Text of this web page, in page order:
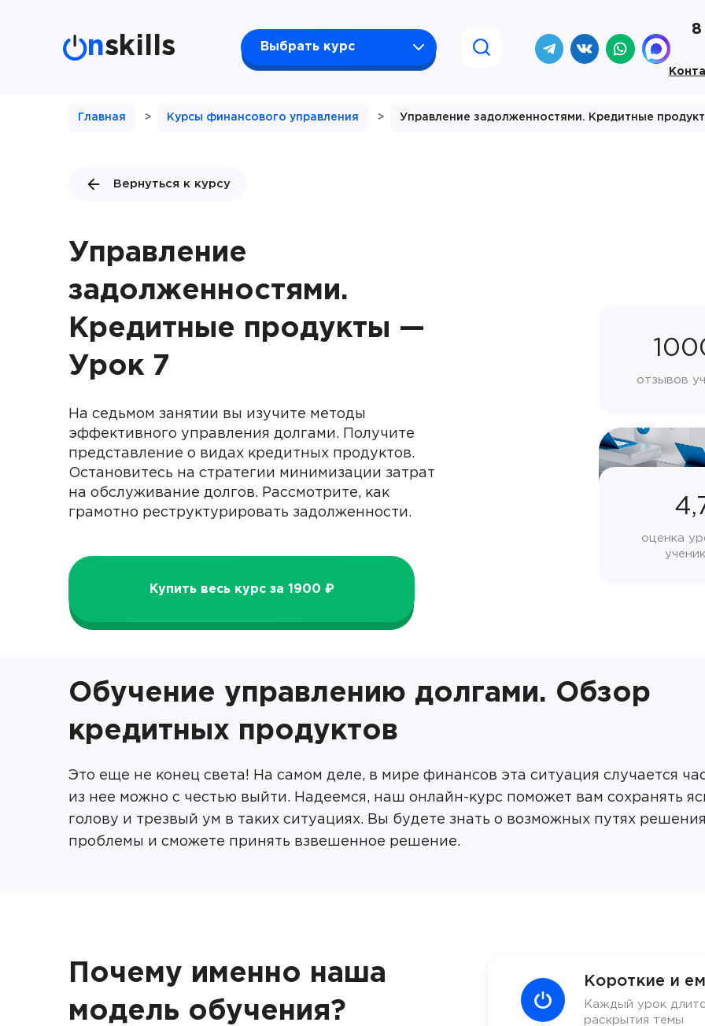
nskills Выбрать курс
8
Главная > Курсы финансового управления > Управление задолженностями. Кредитные
Вернуться к курсу
Управление
задолженностями.
Кредитные продукты —
Урок 7
На седьмом занятии вы изучите методы
эффективного управления долгами. Получите
представление о видах кредитных продуктов.
Остановитесь на стратегии минимизации затрат
на обслуживание долгов. Рассмотрите, как
грамотно реструктурировать задолженности.
Купить весь курс за 1900 ₽
отзывов
оценка
Обучение управлению долгами. Обзор
кредитных продуктов
Это еще не конец света! На самом деле, в мире финансов эта ситуация случается
из нее можно с честью выйти. Надеемся, наш онлайн-курс поможет вам сохранять
голову и трезвый ум в таких ситуациях. Вы будете знать о возможных путях
проблемы и сможете принять взвешенное решение.
Почему именно наша
модель обучения?
Короткие и
Каждый урок
раскрытия темы